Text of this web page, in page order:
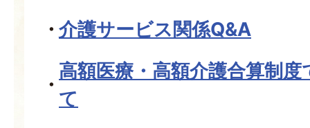
介護サービス関係Q&A
高額医療・高額介護合算制
て